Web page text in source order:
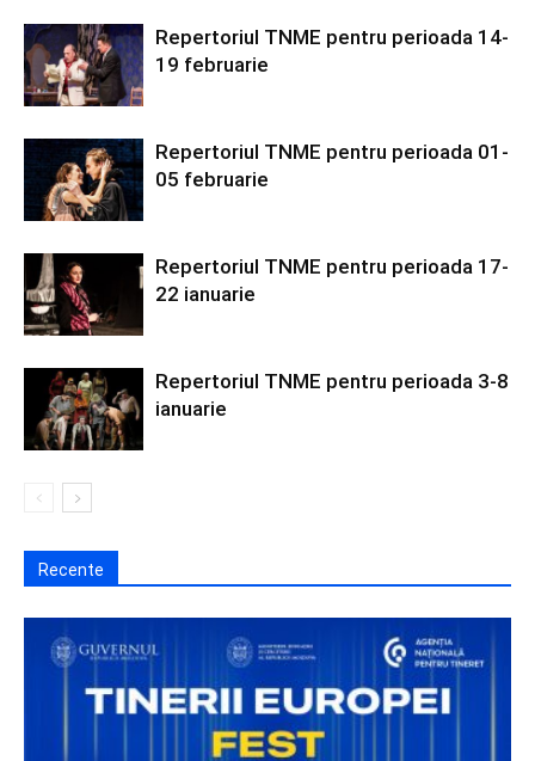
Repertoriul TNME pentru perioada 14-
19 februarie
Repertoriul TNME pentru perioada 01-
05 februarie
Repertoriul TNME pentru perioada 17-
22 ianuarie
Repertoriul TNME pentru perioada 3-8
ianuarie
Recente